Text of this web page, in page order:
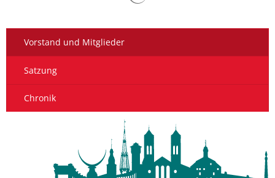
Vorstand und Mitglieder
Satzung
Chronik